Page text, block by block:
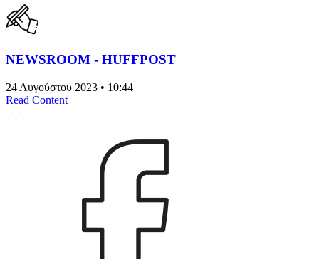
NEWSROOM - HUFFPOST
24 Αυγούστου 2023 • 10:44
Read Content